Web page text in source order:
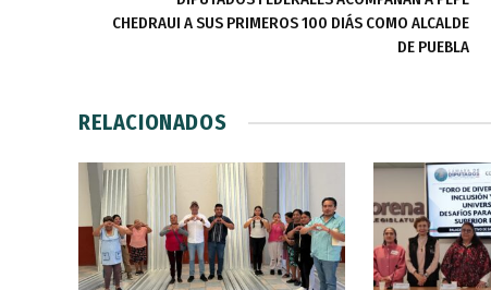
CHEDRAUI A SUS PRIMEROS 100 DIÁS COMO ALCALDE
DE PUEBLA
RELACIONADOS